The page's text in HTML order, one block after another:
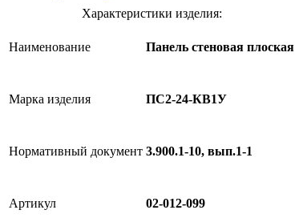
Характеристики изделия:
Наименование Панель стеновая плоская
Марка изделия ПС2-24-КВ1У
Нормативный документ 3.900.1-10, вып.1-1
Артикул 02-012-099